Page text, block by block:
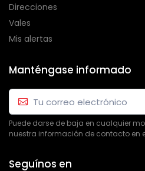
Direcciones
Vales
Mis alertas
Manténgase informado
Puede darse de baja en cualquier
nuestra información de contacto en
Seguínos en